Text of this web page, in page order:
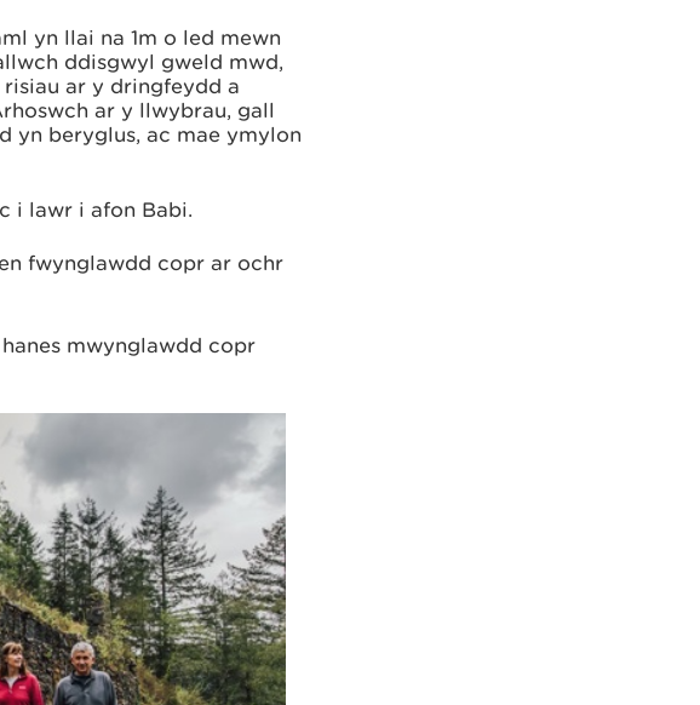
yn llai na 1m o led mewn
ddisgwyl gweld mwd,
ar y dringfeydd a
ar y llwybrau, gall
yn beryglus, ac mae ymylon
i lawr i afon Babi.
fwynglawdd copr ar ochr
mwynglawdd copr